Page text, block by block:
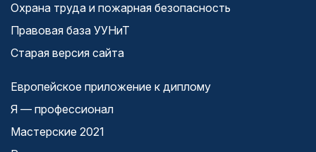
Охрана труда и пожарная безопасность
Правовая база УУНиТ
Старая версия сайта
Европейское приложение к диплому
Я — профессионал
Мастерские 2021